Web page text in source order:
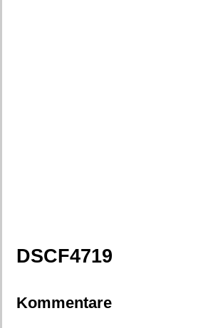
DSCF4719
Kommentare